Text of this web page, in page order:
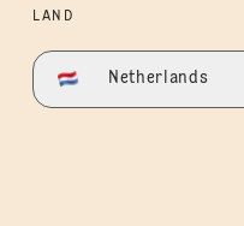
LAND
Netherlands